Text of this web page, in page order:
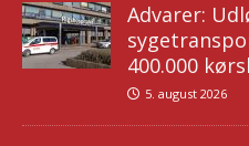
Advarer:
400.000
5. august 2026